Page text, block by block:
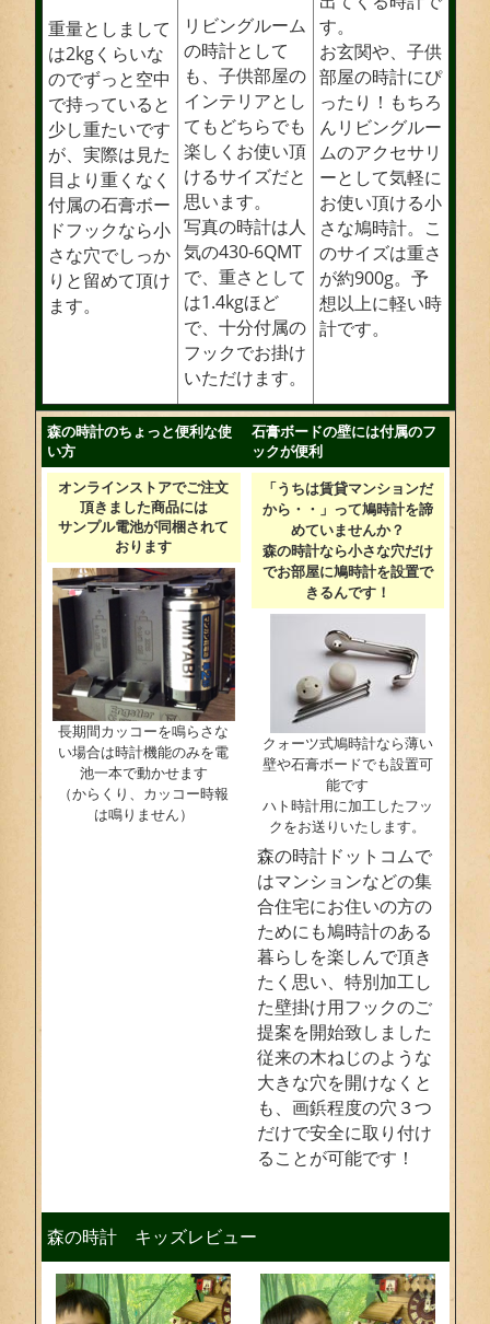
重量としまして
は2kgくらいな
のでずっと空中
で持っていると
少し重たいです
が、実際は見た
目より重くなく
付属の石膏ボー
ドフックなら小
さな穴でしっか
りと留めて頂け
ます。
リビングルーム
の時計として
も、子供部屋の
インテリアとし
てもどちらでも
楽しくお使い頂
けるサイズだと
思います。
写真の時計は人
気の430-6QMT
で、重さとして
は1.4kgほど
で、十分付属の
フックでお掛け
いただけます。
す。
お玄関や、子供
部屋の時計にぴ
ったり！もちろ
んリビングルー
ムのアクセサリ
ーとして気軽に
お使い頂ける小
さな鳩時計。こ
のサイズは重さ
が約900g。予
想以上に軽い時
計です。
森の時計のちょっと便利な使
い方
石膏ボードの壁には付属のフ
ックが便利
オンラインストアでご注文
頂きました商品には
サンプル電池が同梱されて
おります
長期間カッコーを鳴らさな
い場合は時計機能のみを電
池一本で動かせます
（からくり、カッコー時報
は鳴りません）
「うちは賃貸マンションだ
から・・」って鳩時計を諦
めていませんか？
森の時計なら小さな穴だけ
でお部屋に鳩時計を設置で
きるんです！
クォーツ式鳩時計なら薄い
壁や石膏ボードでも設置可
能です
ハト時計用に加工したフッ
クをお送りいたします。
森の時計ドットコムで
はマンションなどの集
合住宅にお住いの方の
ためにも鳩時計のある
暮らしを楽しんで頂き
たく思い、特別加工し
た壁掛け用フックのご
提案を開始致しました
従来の木ねじのような
大きな穴を開けなくと
も、画鋲程度の穴３つ
だけで安全に取り付け
ることが可能です！
森の時計 キッズレビュー